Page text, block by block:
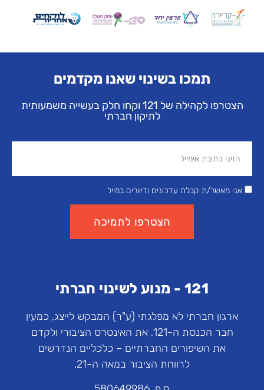
תמכו בשינוי שאנו מקדמים
הצטרפו לקהילה של 121 וקחו חלק בעשייה משמעותית
לתיקון חברתי
אני מאשר/ת קבלת עדכונים ודיוורים במייל
הצטרפו לתמיכה
121 - מנוע לשינוי חברתי
ארגון חברתי לא מפלגתי (ע"ר) המבקש לייצג, כמעין
חבר הכנסת ה-121, את האינטרס הציבורי ולקדם
את השיפורים החברתיים – כלכליים הנדרשים
לרווחת הציבור במאה ה-21.